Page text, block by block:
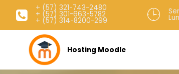
+ (57) 321-743-2480
+ (57) 301-663-5782
+ (57) 314-8200-299
Hosting Moodle